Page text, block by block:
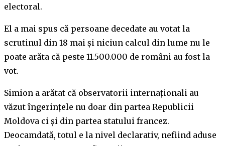
electoral.
El a mai spus că persoane decedate au votat la
scrutinul din 18 mai şi niciun calcul din lume nu le
poate arăta că peste 11.500.000 de români au fost la
vot.
Simion a arătat că observatorii internaţionali au
văzut îngerinţele nu doar din partea Republicii
Moldova ci şi din partea statului francez.
Deocamdată, totul e la nivel declarativ, nefiind aduse